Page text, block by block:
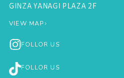
GINZA YANAGI PLAZA 2F
VIEW MAP
FOLLOR US
FOLLOR US